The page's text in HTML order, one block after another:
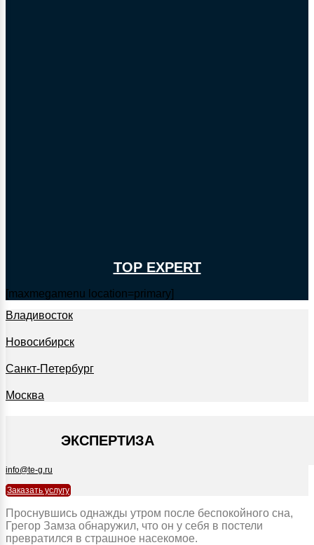
TOP EXPERT
[maxmegamenu location=primary]
Владивосток
Новосибирск
Санкт-Петербург
Москва
ЭКСПЕРТИЗА
info@te-g.ru
Заказать услугу
Проснувшись однажды утром после беспокойного сна,
Грегор Замза обнаружил, что он у себя в постели
превратился в страшное насекомое.